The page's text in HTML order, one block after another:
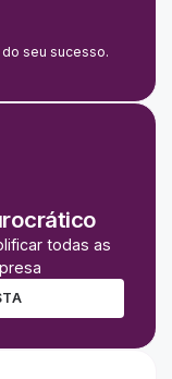
seu sucesso.
todas as